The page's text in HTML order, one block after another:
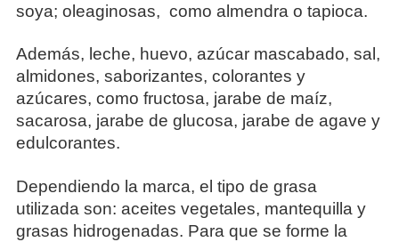
soya; oleaginosas, como almendra o tapioca.
Además, leche, huevo, azúcar mascabado, sal,
almidones, saborizantes, colorantes y
azúcares, como fructosa, jarabe de maíz,
sacarosa, jarabe de glucosa, jarabe de agave y
edulcorantes.
Dependiendo la marca, el tipo de grasa
utilizada son: aceites vegetales, mantequilla y
grasas hidrogenadas. Para que se forme la